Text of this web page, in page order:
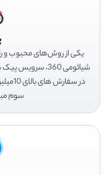
یکی از روش‌های محبوب و
شیائومی 360،
در
سوم